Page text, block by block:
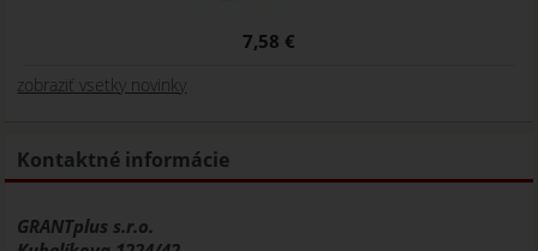
7,58 €
zobraziť vsetky novinky
Kontaktné informácie
GRANTplus s.r.o.